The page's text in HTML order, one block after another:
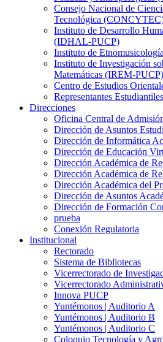
Consejo Nacional de
Tecnológica
Instituto de Desarrollo
(IDHAL-PUCP)
Instituto de
Instituto de Investigación
Matemáticas (IREM-PUCP)
Centro de Estudios
Representantes Estudiantiles
Direcciones
Oficina Central de
Dirección de Asuntos
Dirección de Informática
Dirección de Educación
Dirección Académica de
Dirección Académica de
Dirección Académica del
Dirección de Asuntos
Dirección de Formación
prueba
Conexión Regulatoria
Institucional
Rectorado
Sistema de Bibliotecas
Vicerrectorado de
Vicerrectorado
Innova PUCP
Yuntémonos | Auditorio A
Yuntémonos | Auditorio B
Yuntémonos | Auditorio C
Coloquio Tecnología y